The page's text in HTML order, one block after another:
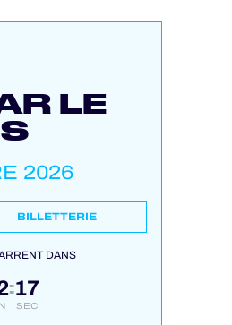
LE
2026
BILLETTERIE
DANS
:17
SEC